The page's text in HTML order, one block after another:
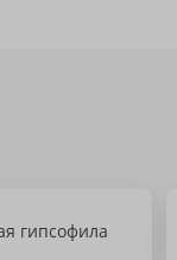
гипсофила